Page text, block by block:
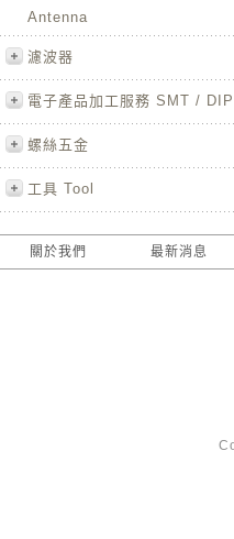
Antenna
濾波器
電子產品加工服務 SMT / DIP
螺絲五金
工具 Tool
關於我們 最新消息